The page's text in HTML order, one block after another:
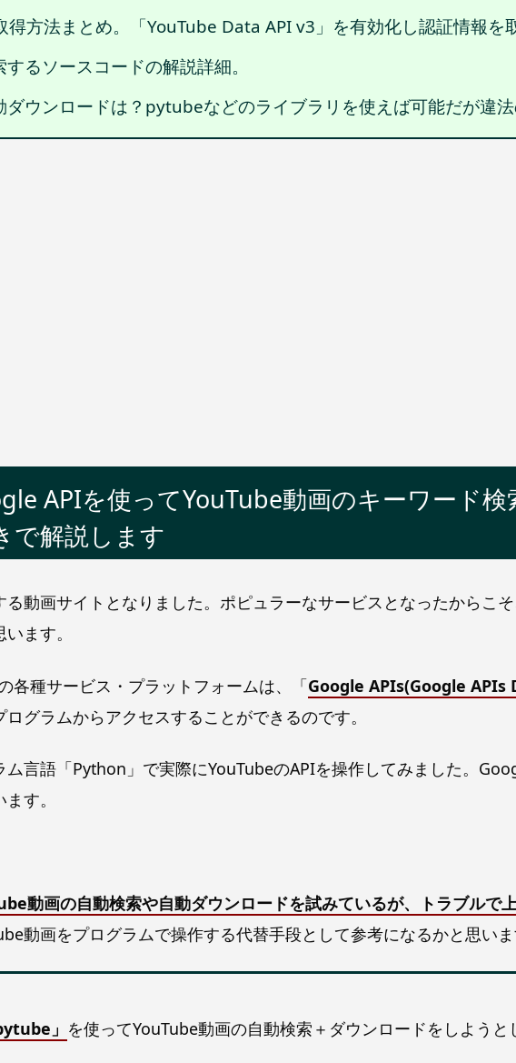
得方法まとめ。「YouTube Data API v3」を有効化し認証情報を
るソースコードの解説詳細。
ダウンロードは？pytubeなどのライブラリを使えば可能だが違
APIを使ってYouTube動画のキーワード
で解説します
動画サイトとなりました。ポピュラーなサービスとなったからこ
ます。
各種サービス・プラットフォームは、「Google APIs(Google APIs
グラムからアクセスすることができるのです。
言語「Python」で実際にYouTubeのAPIを操作してみました。
す。
動画の自動検索や自動ダウンロードを試みているが、トラブルで
動画をプログラムで操作する代替手段として参考になるかと思いま
」 を使ってYouTube動画の自動検索＋ダウンロードをしようと